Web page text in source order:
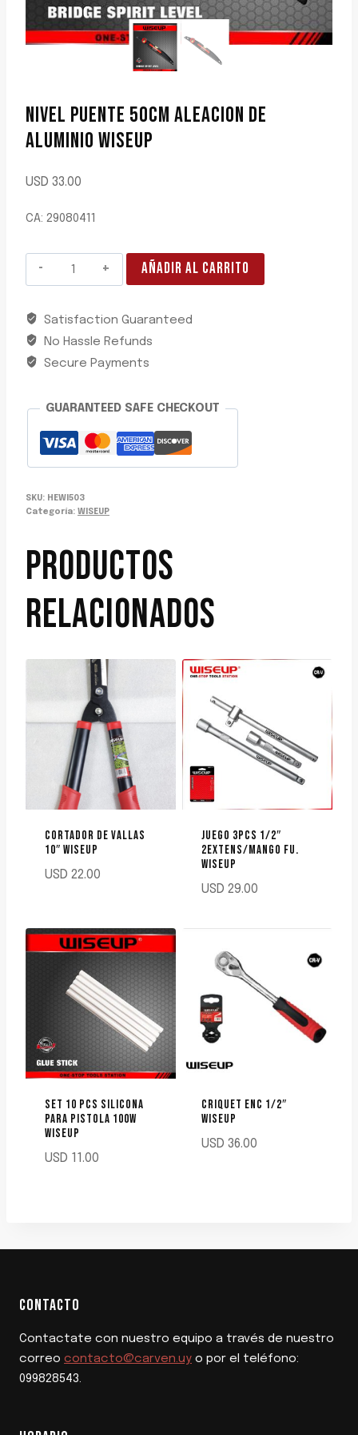
NIVEL PUENTE 50CM ALEACION DE
ALUMINIO WISEUP
USD 33.00
CA: 29080411
NIVEL
PUENTE
ALEACION
DE
ALUMINIO
cantidad
AÑADIR AL CARRITO
Satisfaction Guaranteed
No Hassle Refunds
Secure Payments
GUARANTEED SAFE CHECKOUT
SKU: HEWI503
Categoría: WISEUP
PRODUCTOS
RELACIONADOS
CORTADOR DE VALLAS
10″ WISEUP
USD 22.00
JUEGO 3PCS 1/2″
2EXTENS/MANGO FU.
WISEUP
USD 29.00
SET 10 PCS SILICONA
PARA PISTOLA 100W
WISEUP
USD 11.00
CRIQUET ENC 1/2″
WISEUP
USD 36.00
CONTACTO
Contactate con nuestro equipo a través de nuestro
correo contacto@carven.uy o por el teléfono:
099828543.